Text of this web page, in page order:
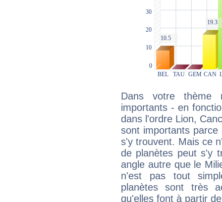
Dans votre thème
importants - en
dans l'ordre Lion,
sont importants parce
s'y trouvent. Mais ce
de planètes peut s'y
angle autre que le
n'est pas tout
planètes sont très
qu'elles font à partir